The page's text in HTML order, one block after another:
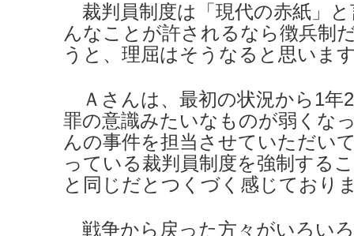
裁判員制度は「現代の赤紙」
んなことが許されるなら徴兵制
うと、理屈はそうなると思いま
Ａさんは、最初の状況から1年
罪の意識みたいなものが弱くな
んの事件を担当させていただい
っている裁判員制度を強制する
と同じだとつくづく感じており
戦争から戻った方々がいろい